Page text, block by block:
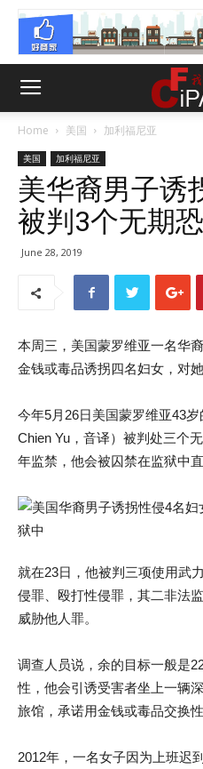
Home 美国 加利福尼亚
美国 加利福尼亚
美华裔男子诱
被判3个无期
June 28, 2019
本周三，美国蒙罗维亚一名华
金钱或毒品诱拐四名妇女，对
今年5月26日美国蒙罗维亚43
Chien Yu，音译）被判处三个
年监禁，他会被囚禁在监狱中直
就在23日，他被判三项使用武
侵罪、殴打性侵罪，其二非法
威胁他人罪。
调查人员说，余的目标一般是
性，他会引诱受害者坐上一辆
旅馆，承诺用金钱或毒品交换性
2012年，一名女子因为上班迟